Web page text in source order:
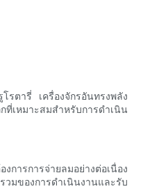
รตารี่ เครื่องจักรอันทรงพลัง
ที่เหมาะสมสำหรับการดำเนิน
การการจ่ายลมอย่างต่อเนื่อง
มของการดำเนินงานและรับ